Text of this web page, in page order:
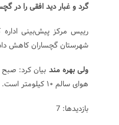
گرد و غبار دید افقی را در
رییس مرکز پیش‌بینی
شهرستان گچساران کاهش
‌ولی بهره مند
هوای سالم ۱۰ کیلومتر است.
بازدیدها: 7